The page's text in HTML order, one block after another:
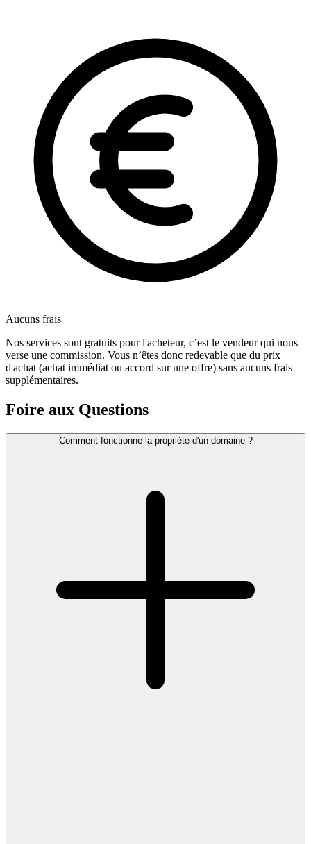
Aucuns frais
Nos services sont gratuits pour l'acheteur, c’est le vendeur qui nous
verse une commission. Vous n’êtes donc redevable que du prix
d'achat (achat immédiat ou accord sur une offre) sans aucuns frais
supplémentaires.
Foire aux Questions
Comment fonctionne la propriété d'un domaine ?